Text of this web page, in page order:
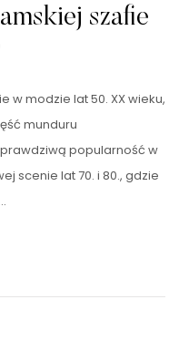
szafie
w modzie lat 50. XX wieku,
munduru
popularność w
scenie lat 70. i 80., gdzie